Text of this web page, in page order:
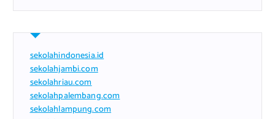
sekolahindonesia.id
sekolahjambi.com
sekolahriau.com
sekolahpalembang.com
sekolahlampung.com